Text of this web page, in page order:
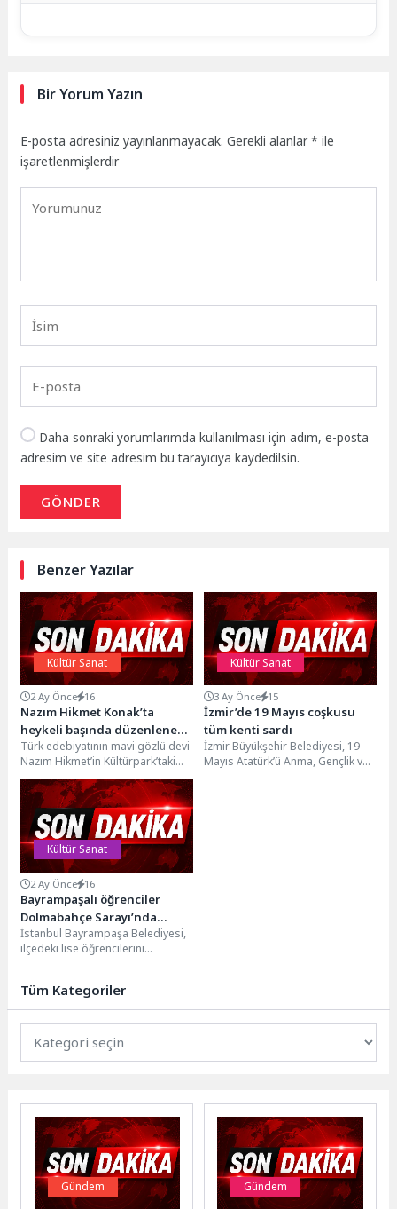
Bir Yorum Yazın
E-posta adresiniz yayınlanmayacak. Gerekli alanlar* ile
işaretlenmişlerdir
Daha sonraki yorumlarımda kullanılması için adım, e-posta
adresim ve site adresim bu tarayıcıya kaydedilsin.
GÖNDER
Benzer Yazılar
Kültür Sanat
2 Ay Önce 16
Nazım Hikmet Konak’ta
heykeli başında düzenlenen
törenle anıldı
Türk edebiyatının mavi gözlü devi
Nazım Hikmet’in Kültürpark’taki
heykeli başında anıldığı etkinlikte
konuşan Başkan Mutlu,...
Kültür Sanat
3 Ay Önce 15
İzmir’de 19 Mayıs coşkusu
tüm kenti sardı
İzmir Büyükşehir Belediyesi, 19
Mayıs Atatürk’ü Anma, Gençlik ve
Kültür Sanat
2 Ay Önce 16
Bayrampaşalı öğrenciler
Dolmabahçe Sarayı’nda
tarihle buluşuyor
İstanbul Bayrampaşa Belediyesi,
ilçedeki lise öğrencilerini
tarih ve kültür...
Tüm Kategoriler
Gündem Gündem